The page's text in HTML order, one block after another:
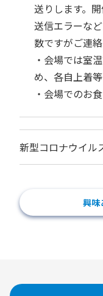
送りします。
送信エラーな
数ですがご連絡
・会場では室
め、各自上着
・会場でのお
新型コロナウイル
興味